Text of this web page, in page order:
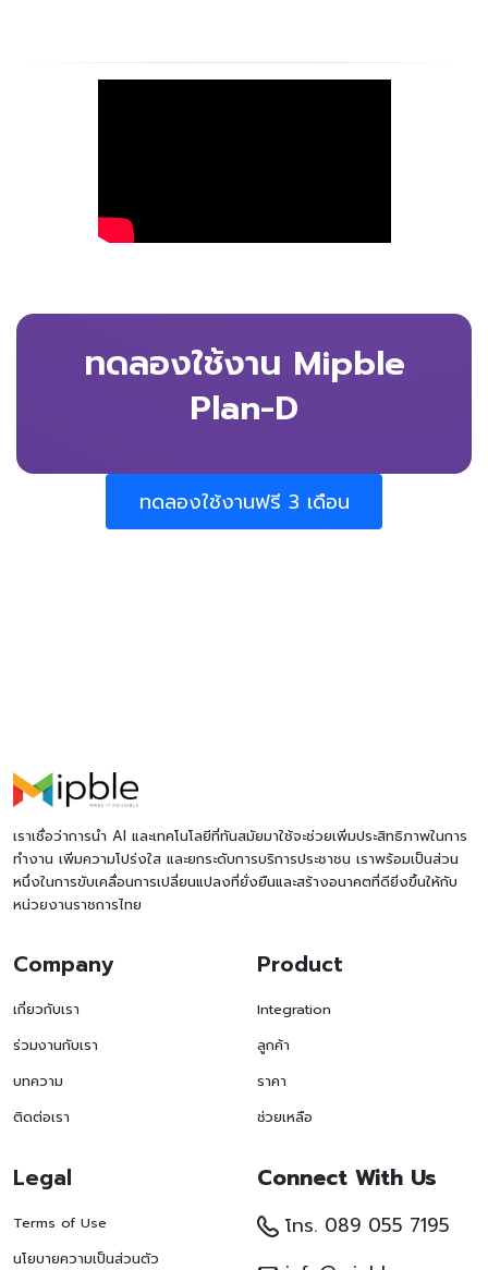
ทดลองใช้งาน Mipble
Plan-D
ทดลองใช้งานฟรี 3 เดือน
เราเชื่อว่าการนำ AI และเทคโนโลยีที่ทันสมัยมาใช้จะช่วยเพิ่มประสิทธิภาพในการ
ทำงาน เพิ่มความโปร่งใส และยกระดับการบริการประชาชน เราพร้อมเป็นส่วน
หนึ่งในการขับเคลื่อนการเปลี่ยนแปลงที่ยั่งยืนและสร้างอนาคตที่ดียิ่งขึ้นให้กับ
หน่วยงานราชการไทย
Company
เกี่ยวกับเรา
ร่วมงานกับเรา
บทความ
ติดต่อเรา
Product
Integration
ลูกค้า
ราคา
ช่วยเหลือ
Legal
Terms of Use
นโยบายความเป็นส่วนตัว
Connect With Us
โทร. 089 055 7195